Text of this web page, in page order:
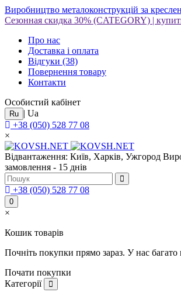
Виробництво металоконструкцій за
Сезонная скидка 30% (CATEGORY) |
Про нас
Доставка і оплата
Відгуки (38)
Повернення товару
Контакти
Особистий кабінет
Ru | Ua
+38 (050) 528 77 08
×
Відвантаження: Київ, Харків, Ужгород
замовлення - 15 днів
+38 (050) 528 77 08
0
×
Кошик товарів
Почніть покупки прямо зараз. У нас багато
Почати покупки
Категорії